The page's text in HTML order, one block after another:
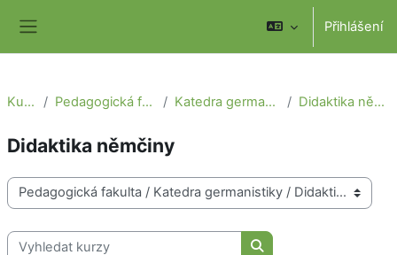
Přihlášení
Kurzy Pedagogická fakulta Katedra germanistiky Didaktika němčiny
Didaktika němčiny
Kategorie kurzů
Vyhledat kurzy